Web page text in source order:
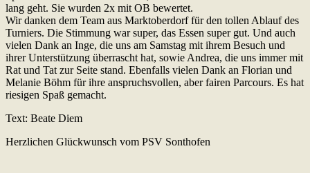
lang geht. Sie wurden 2x mit OB bewertet.
Wir danken dem Team aus Marktoberdorf für den tollen Ablauf des
Turniers. Die Stimmung war super, das Essen super gut. Und auch
vielen Dank an Inge, die uns am Samstag mit ihrem Besuch und
ihrer Unterstützung überrascht hat, sowie Andrea, die uns immer mit
Rat und Tat zur Seite stand. Ebenfalls vielen Dank an Florian und
Melanie Böhm für ihre anspruchsvollen, aber fairen Parcours. Es hat
riesigen Spaß gemacht.
Text: Beate Diem
Herzlichen Glückwunsch vom PSV Sonthofen